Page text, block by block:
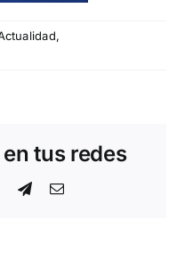
,
tus redes
WhatsApp
TelegramCorreo